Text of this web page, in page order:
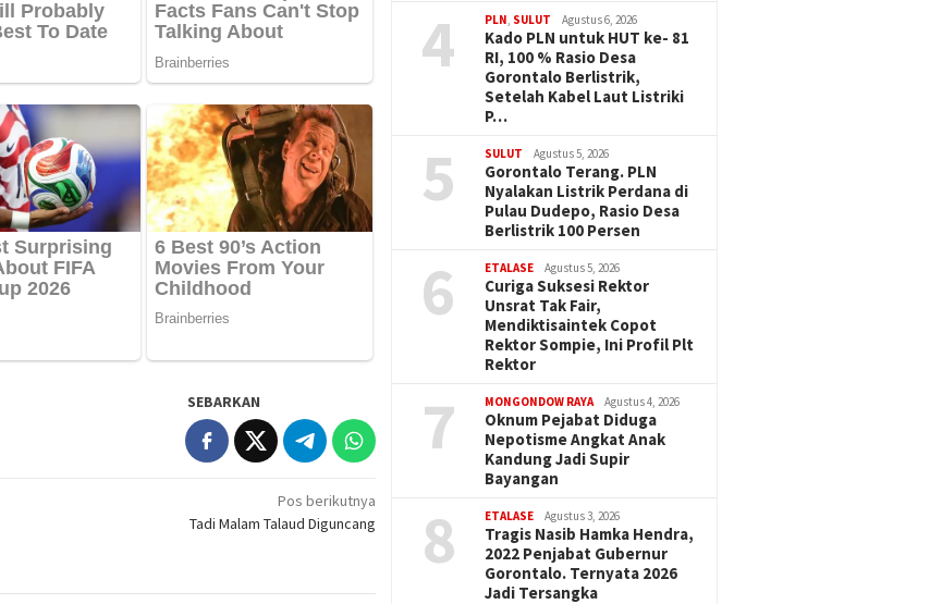
SEBARKAN
Pos berikutnya
Tadi Malam Talaud Diguncang
4 PLN SULUT Agustus 6, 2026
Kado PLN untuk HUT ke- 81
RI, 100 % Rasio Desa
Gorontalo Berlistrik,
Setelah Kabel Laut Listriki
P…
5 SULUT Agustus 5, 2026
Gorontalo Terang. PLN
Nyalakan Listrik Perdana di
Pulau Dudepo, Rasio Desa
Berlistrik 100 Persen
6 ETALASE Agustus 5, 2026
Curiga Suksesi Rektor
Unsrat Tak Fair,
Mendiktisaintek Copot
Rektor Sompie, Ini Profil Plt
Rektor
7 MONGONDOW RAYA Agustus 4, 2026
Oknum Pejabat Diduga
Nepotisme Angkat Anak
Kandung Jadi Supir
Bayangan
8 ETALASE Agustus 3, 2026
Tragis Nasib Hamka Hendra,
2022 Penjabat Gubernur
Gorontalo. Ternyata 2026
Jadi Tersangka